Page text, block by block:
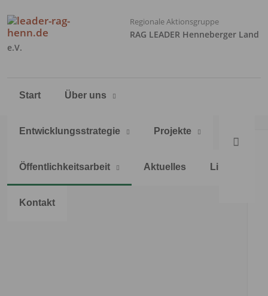
Regionale Aktionsgruppe
RAG LEADER Henneberger Land
e.V.
Start Über uns
Entwicklungsstrategie Projekte
Öffentlichkeitsarbeit Aktuelles Links
Kontakt